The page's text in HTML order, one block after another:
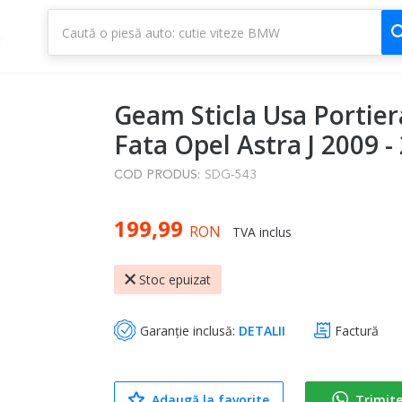
Geam Sticla Usa
Fata Opel Astra J 2009 -
COD PRODUS: SDG-543
199,99 RON TVA inclus
Stoc epuizat
Garanție inclusă: DETALII Factură